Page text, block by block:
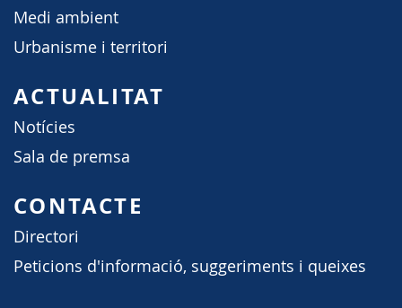
Medi ambient
Urbanisme i territori
ACTUALITAT
Notícies
Sala de premsa
CONTACTE
Directori
Peticions d'informació, suggeriments i queixes